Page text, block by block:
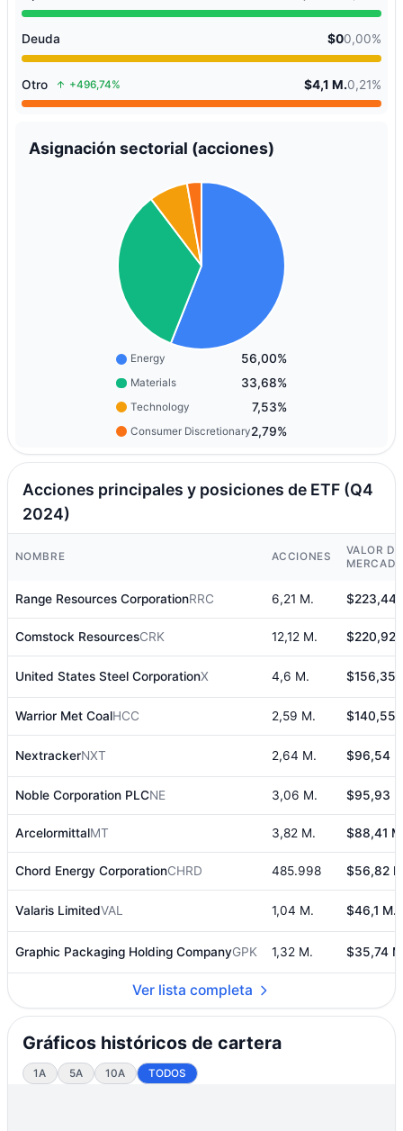
Deuda $00,00%
Otro +496,74% $4,1 M.0,21%
Asignación sectorial (acciones)
Energy 56,00%
Materials 33,68%
Technology 7,53%
Consumer Discretionary2,79%
Acciones principales y posiciones de ETF (Q4
2024)
NOMBRE ACCIONES
VALOR DE
MERCADO
Range Resources CorporationRRC 6,21 M. $223,44
Comstock ResourcesCRK 12,12 M. $220,92
United States Steel CorporationX 4,6 M. $156,35
Warrior Met CoalHCC 2,59 M. $140,55
NextrackerNXT 2,64 M. $96,54
Noble Corporation PLCNE 3,06 M. $95,93
ArcelormittalMT 3,82 M. $88,41
Chord Energy CorporationCHRD 485.998 $56,82
Valaris LimitedVAL 1,04 M. $46,1 M.
Graphic Packaging Holding CompanyGPK 1,32 M. $35,74
Ver lista completa
Gráficos históricos de cartera
1A 5A 10A TODOS